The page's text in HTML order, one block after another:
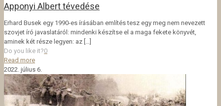
Apponyi Albert tévedése
Erhard Busek egy 1990-es írásában említés tesz egy meg nem nevezett
szovjet író javaslatáról: mindenki készítse el a maga fekete könyvét,
aminek két része legyen: az […]
Do you like it?0
Read more
2022. július 6.